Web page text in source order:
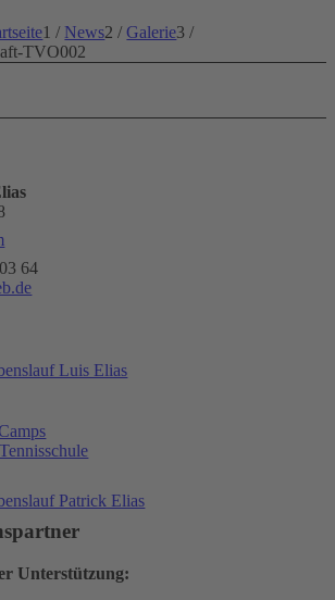
Luis Elias
Patrick Elias
1 / News2 / Galerie3 /
TVO002
64
Unterstützung: